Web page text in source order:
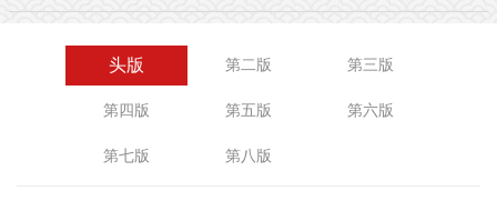
头版 第二版 第三版
第四版 第五版 第六版
第七版 第八版